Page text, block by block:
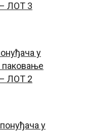
– ЛОТ 3
у
паковање
– ЛОТ 2
у